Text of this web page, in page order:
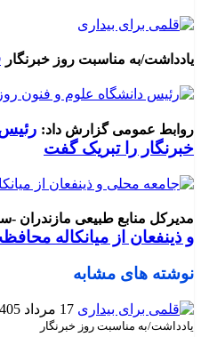
یادداشت/به مناسبت روز خبرنگار
روابط عمومی گزارش داد:
خبرنگار را تبریک گفت
مدیرکل منابع طبیعی مازندران
و ذینفعان از میانکاله
نوشته های مشابه
17 مرداد 1405
یادداشت/به مناسبت روز خبرنگار